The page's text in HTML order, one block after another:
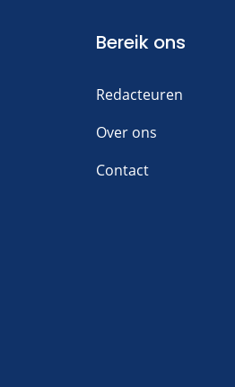
Bereik ons
Redacteuren
Over ons
Contact